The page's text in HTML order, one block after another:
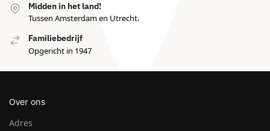
Midden in het land!
Tussen Amsterdam en Utrecht.
Familiebedrijf
Opgericht in 1947
Over ons
Adres